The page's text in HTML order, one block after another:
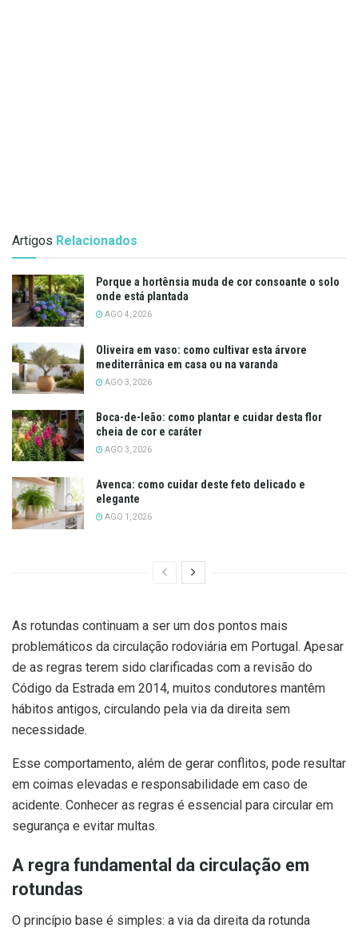
Artigos Relacionados
Porque a hortênsia muda de cor consoante o solo
onde está plantada
AGO 4, 2026
Oliveira em vaso: como cultivar esta árvore
mediterrânica em casa ou na varanda
AGO 3, 2026
Boca-de-leão: como plantar e cuidar desta flor
cheia de cor e caráter
AGO 3, 2026
Avenca: como cuidar deste feto delicado e
elegante
AGO 1, 2026
As rotundas continuam a ser um dos pontos mais
problemáticos da circulação rodoviária em Portugal. Apesar
de as regras terem sido clarificadas com a revisão do
Código da Estrada em 2014, muitos condutores mantêm
hábitos antigos, circulando pela via da direita sem
necessidade.
Esse comportamento, além de gerar conflitos, pode resultar
em coimas elevadas e responsabilidade em caso de
acidente. Conhecer as regras é essencial para circular em
segurança e evitar multas.
A regra fundamental da circulação em
rotundas
O princípio base é simples: a via da direita da rotunda